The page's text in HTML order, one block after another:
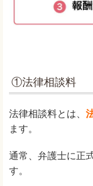
①法律相談料
法律相談料とは、
ます。
通常、弁護士に正
す。